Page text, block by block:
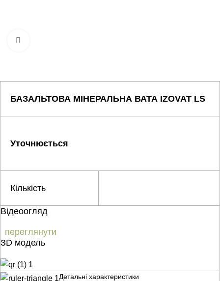
БАЗАЛЬТОВА МІНЕРАЛЬНА ВАТА IZOVAT LS
Уточнюється
Кількість
Відеоогляд
переглянути
ЗD модель
Детальні характеристики